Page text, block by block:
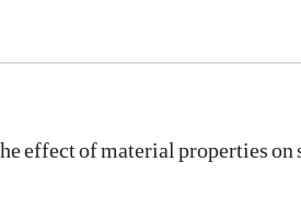
effect of material properties